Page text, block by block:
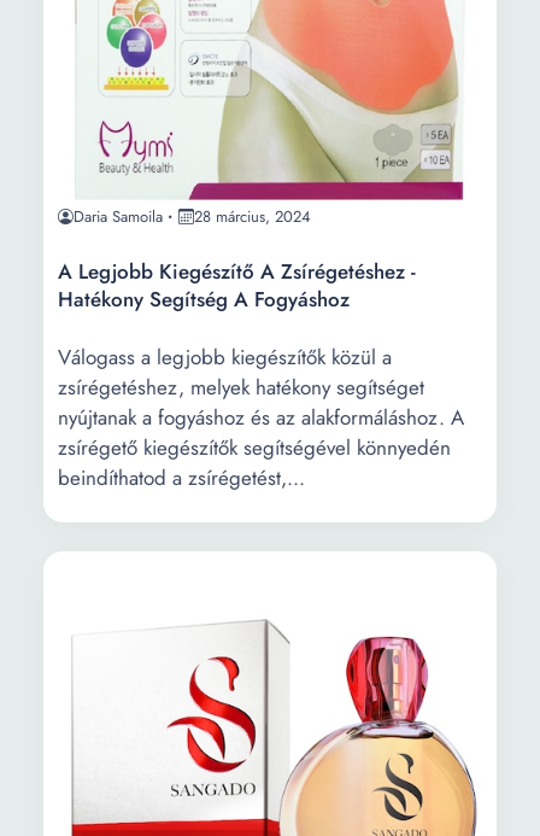
Daria Samoila 28 március, 2024
A Legjobb Kiegészítő A Zsírégetéshez -
Hatékony Segítség A Fogyáshoz
Válogass a legjobb kiegészítők közül a
zsírégetéshez, melyek hatékony segítséget
nyújtanak a fogyáshoz és az alakformáláshoz. A
zsírégető kiegészítők segítségével könnyedén
beindíthatod a zsírégetést,...